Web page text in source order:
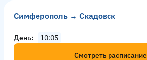
Симферополь → Скадовск
День
10:05
Смотреть расписание